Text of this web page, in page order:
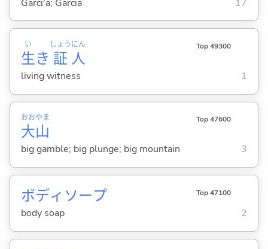
Garci'a; Garcia 17
生
い
き 証
しょう
人
にん Top 49300
living witness 1
大
おお
山
やま Top 47600
big gamble; big plunge; big mountain 3
ボディソープ Top 47100
body soap 2